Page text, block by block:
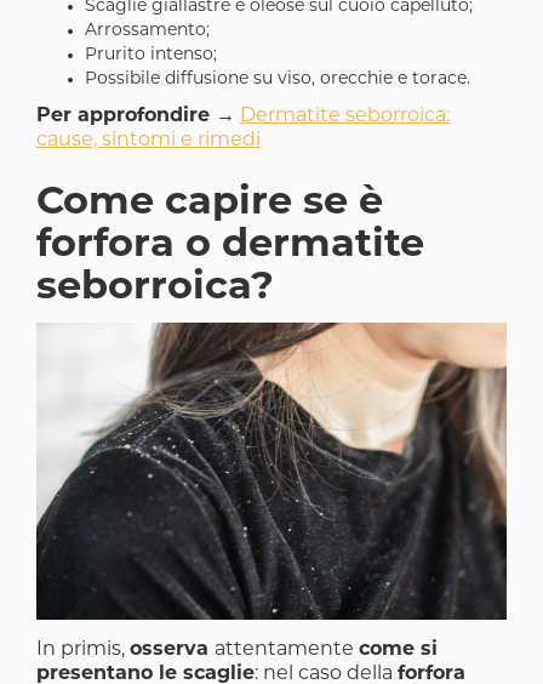
Scaglie giallastre e oleose sul cuoio capelluto;
Arrossamento;
Prurito intenso;
Possibile diffusione su viso, orecchie e torace.
Per approfondire → Dermatite seborroica:
cause, sintomi e rimedi
Come capire se è
forfora o dermatite
seborroica?
In primis, osserva attentamente come si
presentano le scaglie: nel caso della forfora